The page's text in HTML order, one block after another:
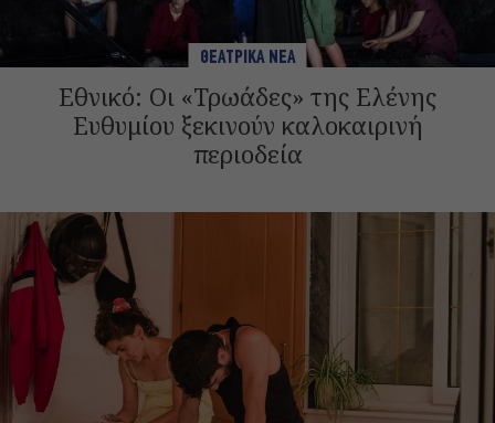
ΘΕΑΤΡΙΚΑ ΝΕΑ
Εθνικό: Οι «Τρωάδες» της Ελένης
Ευθυμίου ξεκινούν καλοκαιρινή
περιοδεία